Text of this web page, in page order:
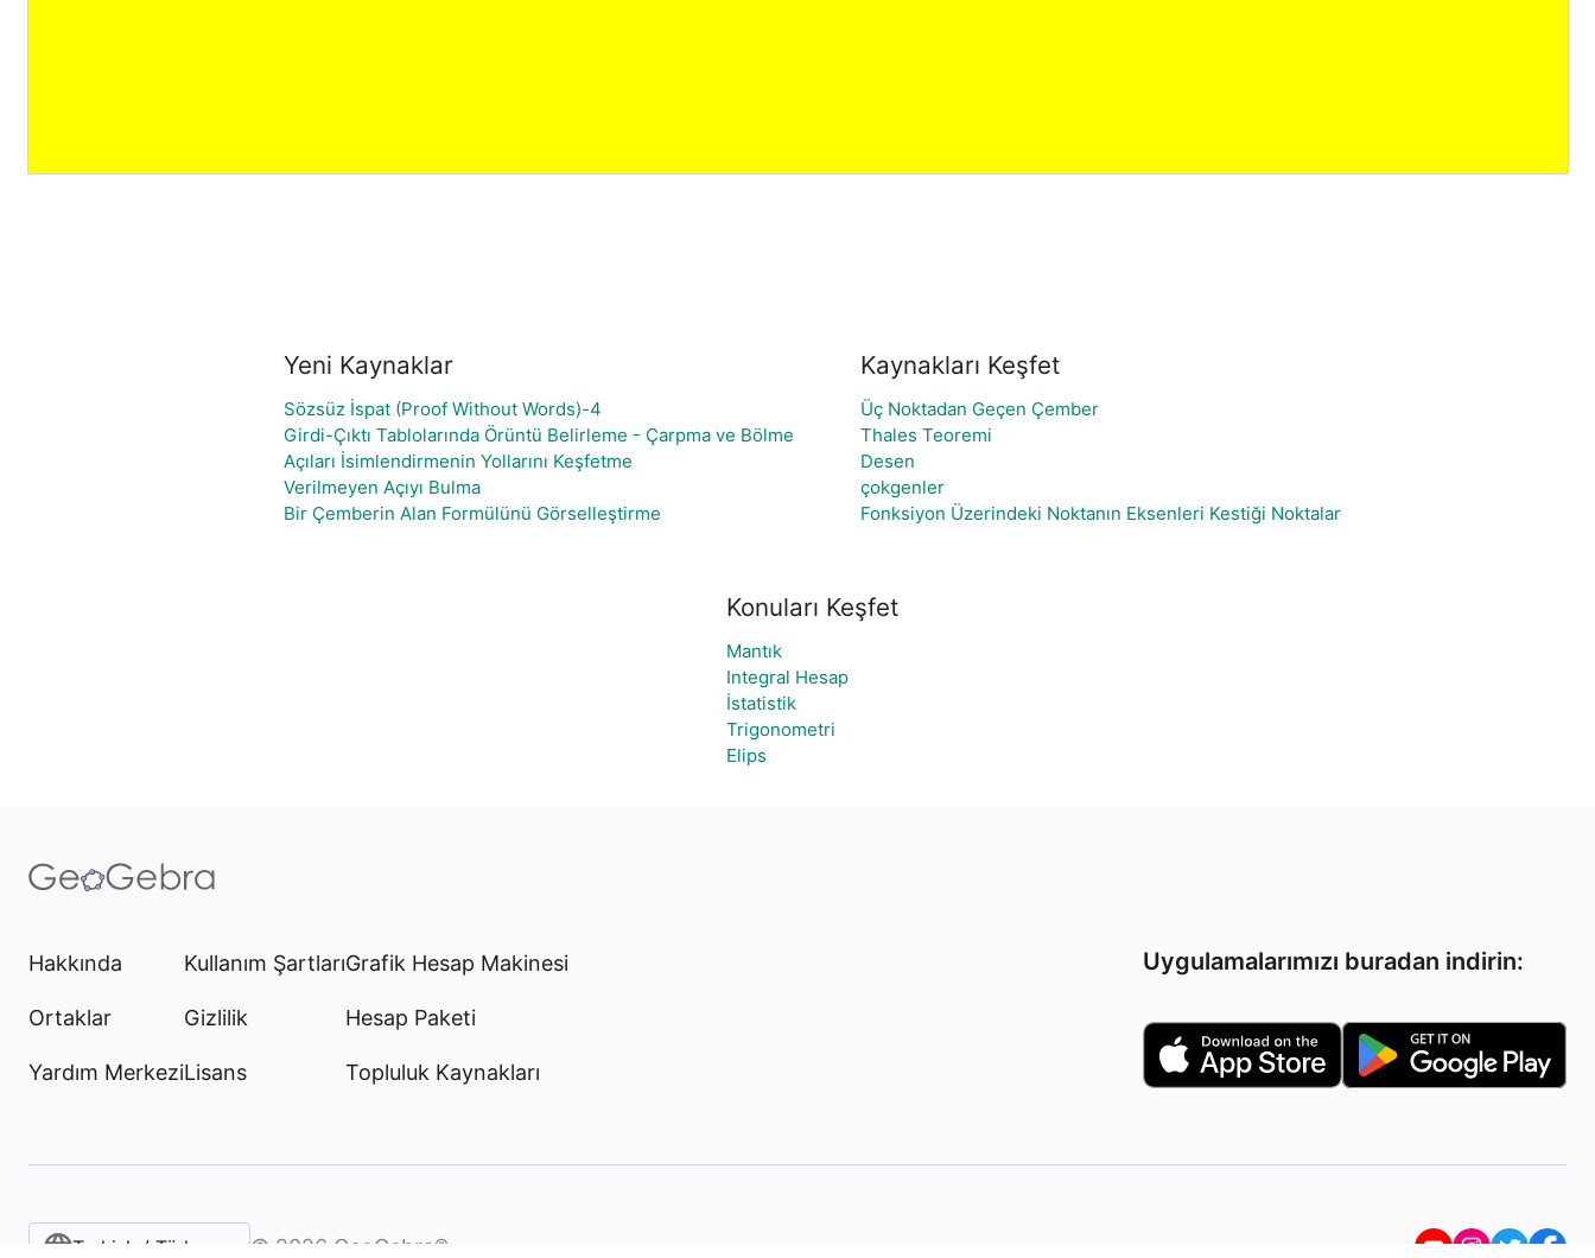
Yeni Kaynaklar
Sözsüz İspat (Proof Without Words)-4
Girdi-Çıktı Tablolarında Örüntü Belirleme - Çarpma ve Bölme
Açıları İsimlendirmenin Yollarını Keşfetme
Verilmeyen Açıyı Bulma
Bir Çemberin Alan Formülünü Görselleştirme
Kaynakları Keşfet
Üç Noktadan Geçen Çember
Thales Teoremi
Desen
çokgenler
Fonksiyon Üzerindeki Noktanın Eksenleri Kestiği Noktalar
Konuları Keşfet
Mantık
Integral Hesap
İstatistik
Trigonometri
Elips
Hakkında
Ortaklar
Yardım Merkezi
Kullanım Şartları
Gizlilik
Lisans
Grafik Hesap Makinesi
Hesap Paketi
Topluluk Kaynakları
Uygulamalarımızı buradan indirin:
Turkish / Türkçe‎ © 2026 GeoGebra®